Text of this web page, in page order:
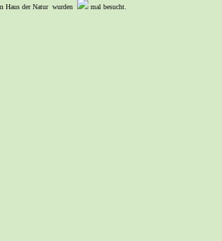
Haus der Natur wurden mal besucht.